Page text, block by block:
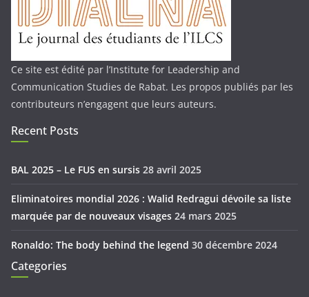
Ce site est édité par l’Institute for Leadership and
Communication Studies de Rabat. Les propos publiés par les
contributeurs n’engagent que leurs auteurs.
Recent Posts
BAL 2025 – Le FUS en sursis 28 avril 2025
Eliminatoires mondial 2026 : Walid Redragui dévoile sa liste
marquée par de nouveaux visages 24 mars 2025
Ronaldo: The body behind the legend 30 décembre 2024
Categories